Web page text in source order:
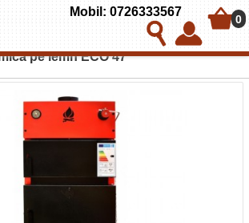
Mobil: 0726333567
0
pe lemn ECO 47